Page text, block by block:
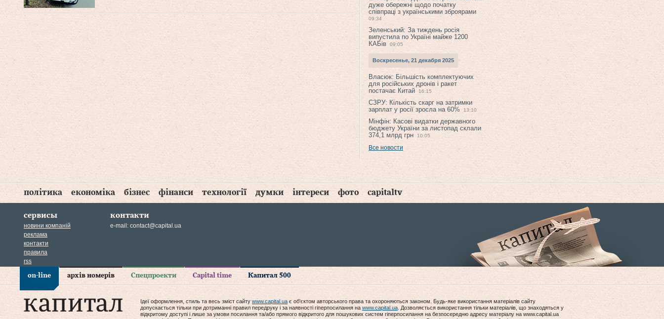
дуже обережні щодо початку
співпраці з українськими зброярами
09:34
Зеленський: За тиждень росія
випустила по Україні майже 1200
КАБів
09:05
Воскресенье, 21 декабря 2025
Власюк: Більшість комплектуючих
для російських дронів і ракет
постачає Китай
16:15
СЗРУ: Кількість скарг на затримки
зарплат у росії зросла на 60%
13:10
Мінфін: Касові видатки державного
бюджету України за листопад склали
374,1 млрд грн
10:05
Все новости
політика економіка бізнес фінанси технології думки інтереси фото capitaltv
сервисы
новини компаній
реклама
контакти
правила
rss
контакти
e-mail: contact@capital.ua
on-line архів номерів Спецпроекти Capital time Капитал 500
Ідеї оформлення, стиль та весь зміст сайту www.capital.ua є об'єктом авторського права та охороняються законом. Будь-яке використання матеріалів сайту
допускається тільки при дотриманні правил передруку і за наявності гіперпосилання на www.capital.ua . Дозволяється використання тільки матеріалів, що знаходяться у
відкритому доступі і лише за умови посилання та/або прямого відкритого для пошукових систем гіперпосилання на безпосередню адресу матеріалу на www.capital.ua